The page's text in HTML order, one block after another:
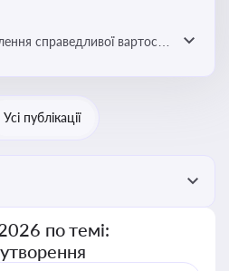
справедливої вартості
Усі публікації
по темі: